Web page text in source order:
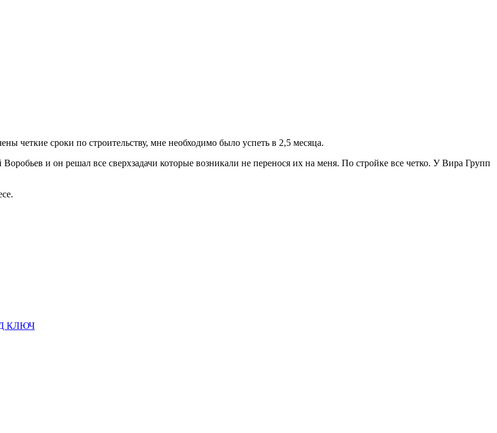
четкие сроки по строительству, мне необходимо было успеть в 2,5 месяца.
и он решал все сверхзадачи которые возникали не перенося их на меня. По стройке все четко. У Вира Групп
КЛЮЧ